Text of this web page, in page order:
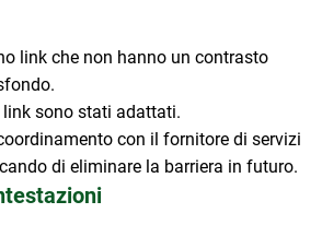
link che non hanno un contrasto
sono stati adattati.
con il fornitore di servizi
di eliminare la barriera in futuro.